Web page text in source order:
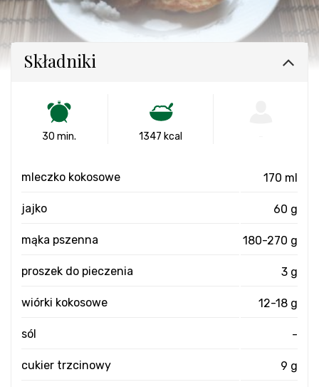
Składniki
30 min. 1347 kcal
mleczko kokosowe 170 ml
jajko 60 g
mąka pszenna 180-270 g
proszek do pieczenia 3 g
wiórki kokosowe 12-18 g
sól -
cukier trzcinowy 9 g